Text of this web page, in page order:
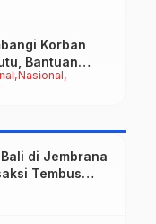
Nasional
Korban
Bantuan
Beban
di Jembrana
Tembus